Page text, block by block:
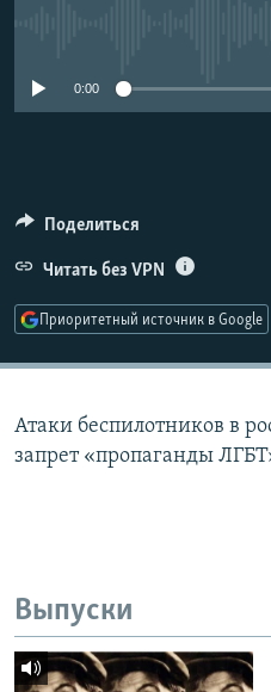
0:00
Поделиться
Читать без VPN
Приоритетный источник в Google
Атаки беспилотников в
запрет «пропаганды
Выпуски